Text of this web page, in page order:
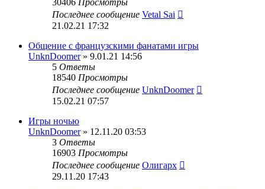
Последнее сообщение Vetal Sai
21.02.21 17:32
Общение с французскими фанатами игры
UnknDoomer» 9.01.21 14:56
5 Ответы
18540 Просмотры
Последнее сообщение UnknDoomer
15.02.21 07:57
Игры ночью
UnknDoomer» 12.11.20 03:53
3 Ответы
16903 Просмотры
Последнее сообщение Олигарх
29.11.20 17:43